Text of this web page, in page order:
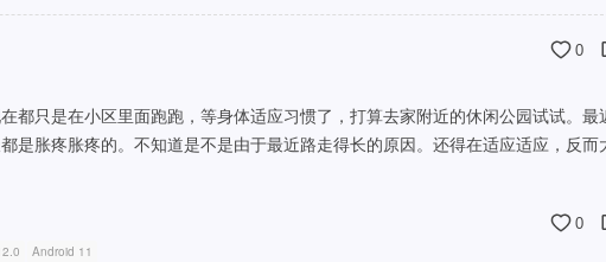
0
都只是在小区里面跑跑，等身体适应习惯了，打算去家附近的休闲公园试试。最
是胀疼胀疼的。不知道是不是由于最近路走得长的原因。还得在适应适应，反而
0
Android 11